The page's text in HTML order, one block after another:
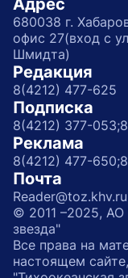
Адрес
680038 г.
офис 27(вход с
Шмидта)
Редакция
8(4212) 477-625
Подписка
8(4212) 377-053;
Реклама
8(4212) 477-650;
Почта
Reader@toz.khv.ru
© 2011 –2025, АО
звезда"
Все права на
настоящем